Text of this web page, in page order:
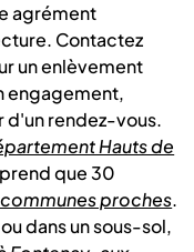
agrément
Contactez
un enlèvement
engagement,
d'un rendez-vous.
Hauts de
que 30
proches.
dans un sous-sol,